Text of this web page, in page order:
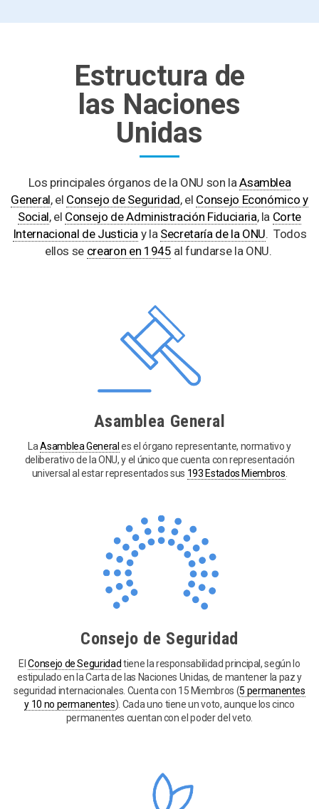
Estructura de
las Naciones
Unidas
Los principales órganos de la ONU son laAsamblea
General, el Consejo de Seguridad, el Consejo Económico y
Social, el Consejo de Administración Fiduciaria, la Corte
Internacional de Justicia y la Secretaría de la ONU. Todos
ellos se crearon en 1945 al fundarse la ONU.
Asamblea General
LaAsamblea General es el órgano representante, normativo y
deliberativo de la ONU, y el único que cuenta con representación
universal al estar representados sus 193 Estados Miembros.
Consejo de Seguridad
ElConsejo de Seguridad tiene la responsabilidad principal, según lo
estipulado en la Carta de las Naciones Unidas, de mantener la paz y
seguridad internacionales. Cuenta con 15 Miembros (5 permanentes
y 10 no permanentes). Cada uno tiene un voto, aunque los cinco
permanentes cuentan con el poder del veto.